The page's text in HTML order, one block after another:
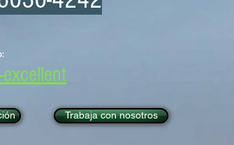
Trabaja con nosotros